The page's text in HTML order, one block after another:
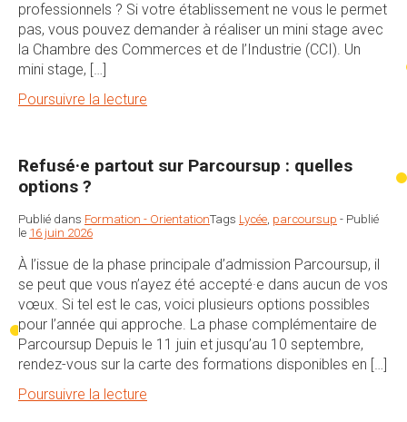
professionnels ? Si votre établissement ne vous le permet
pas, vous pouvez demander à réaliser un mini stage avec
la Chambre des Commerces et de l’Industrie (CCI). Un
mini stage, […]
Poursuivre la lecture
Refusé·e partout sur Parcoursup : quelles
options ?
Publié dans Formation - OrientationTags Lycée parcoursup - Publié
le 16 juin 2026
À l’issue de la phase principale d’admission Parcoursup, il
se peut que vous n’ayez été accepté·e dans aucun de vos
vœux. Si tel est le cas, voici plusieurs options possibles
pour l’année qui approche. La phase complémentaire de
Parcoursup Depuis le 11 juin et jusqu’au 10 septembre,
rendez-vous sur la carte des formations disponibles en […]
Poursuivre la lecture